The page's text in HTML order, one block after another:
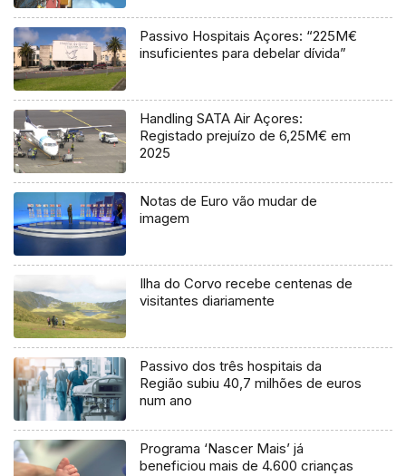
Passivo Hospitais Açores: “225M€
insuficientes para debelar dívida”
Handling SATA Air Açores:
Registado prejuízo de 6,25M€ em
2025
Notas de Euro vão mudar de
imagem
Ilha do Corvo recebe centenas de
visitantes diariamente
Passivo dos três hospitais da
Região subiu 40,7 milhões de euros
num ano
Programa ‘Nascer Mais’ já
beneficiou mais de 4.600 crianças